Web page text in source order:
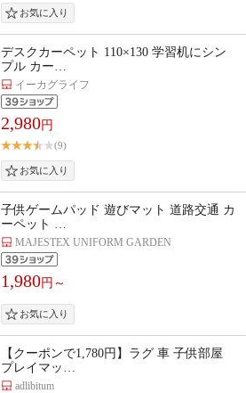
デスクカーペット 110×130 学習机にシン
プル カー…
イーカグライフ
2,980円
(9)
子供ゲームパッド 遊びマット 道路交通 カ
ーペット …
MAJESTEX UNIFORM GARDEN
1,980円～
【クーポンで1,780円】ラグ 車 子供部屋
プレイマッ…
adlibitum